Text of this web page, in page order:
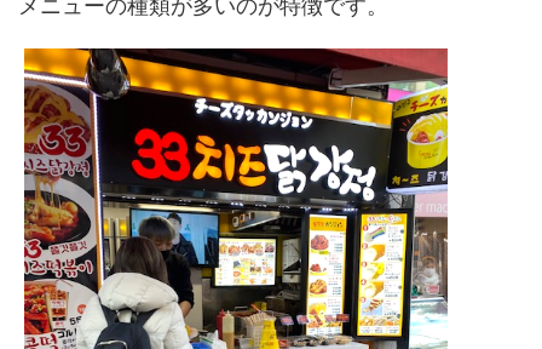
メニューの種類が多いのが特徴です。